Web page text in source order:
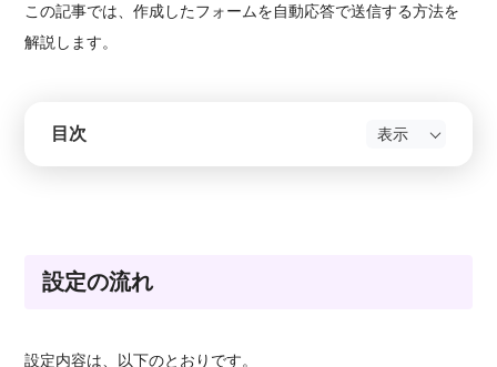
この記事では、作成したフォームを自動応答で送信する方法を
解説します。
目次
設定の流れ
設定内容は、以下のとおりです。